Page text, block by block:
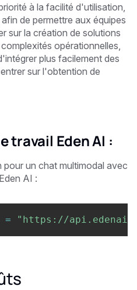
à la facilité d'utilisation,
de permettre aux équipes
sur la création de solutions
opérationnelles,
plus facilement des
sur l'obtention de
travail Eden AI :
un chat multimodal avec
AI :
= "https://